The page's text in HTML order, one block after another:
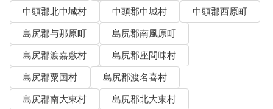
中頭郡北中城村
中頭郡中城村
中頭郡西原町
島尻郡与那原町
島尻郡南風原町
島尻郡渡嘉敷村
島尻郡座間味村
島尻郡粟国村
島尻郡渡名喜村
島尻郡南大東村
島尻郡北大東村